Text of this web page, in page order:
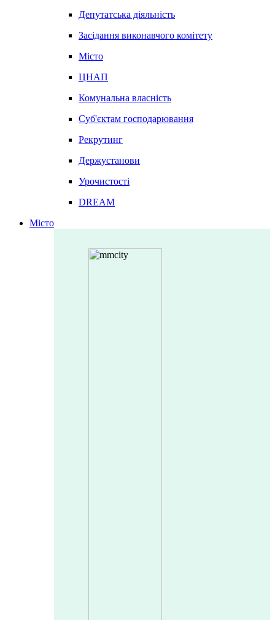
Депутатська діяльність
Засідання виконавчого комітету
Місто
ЦНАП
Комунальна власність
Суб'єктам господарювання
Рекрутинг
Держустанови
Урочистості
DREAM
Місто